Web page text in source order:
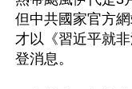
但中共國家官方
才以《習近平就
登消息。